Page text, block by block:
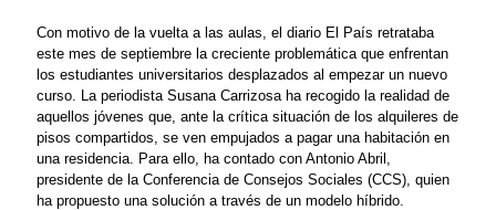
Con motivo de la vuelta a las aulas, el diario El País retrataba
este mes de septiembre la creciente problemática que enfrentan
los estudiantes universitarios desplazados al empezar un nuevo
curso. La periodista Susana Carrizosa ha recogido la realidad de
aquellos jóvenes que, ante la crítica situación de los alquileres de
pisos compartidos, se ven empujados a pagar una habitación en
una residencia. Para ello, ha contado con Antonio Abril,
presidente de la Conferencia de Consejos Sociales (CCS), quien
ha propuesto una solución a través de un modelo híbrido.